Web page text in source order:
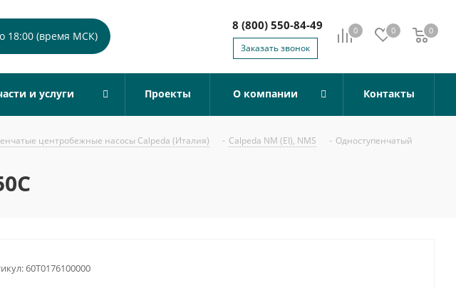
18:00 (время МСК) 0 0 0
0
8 (800) 550-84-49
Заказать звонок
и услуги Проекты О компании Контакты
центробежные насосы Calpeda (Италия) - Calpeda NM (EI), NMS - Одноступенчатый
60T0176100000